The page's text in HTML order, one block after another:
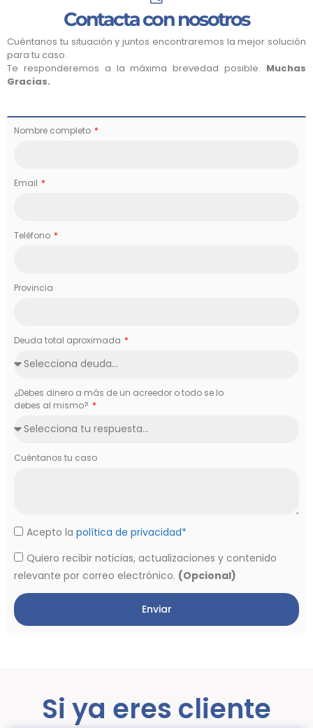
Contacta con nosotros
Cuéntanos tu situación y juntos encontraremos la mejor solución
para tu caso.
Te responderemos a la máxima brevedad posible. Muchas
Gracias.
Nombre completo
Email
Teléfono
Provincia
Deuda total aproximada
¿Debes dinero a más de un acreedor o todo se lo
debes al mismo?
Cuéntanos tu caso
Acepto la política de privacidad*
Quiero recibir noticias, actualizaciones y contenido
relevante por correo electrónico. (Opcional)
Enviar
Si ya eres cliente